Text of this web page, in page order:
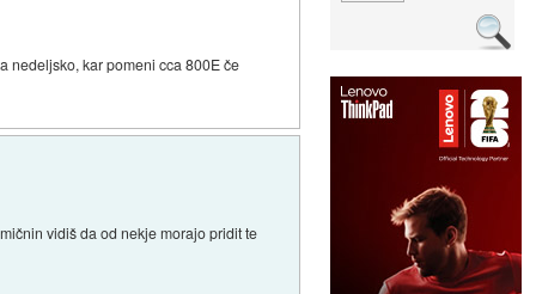
nedeljsko, kar pomeni cca 800E če
vidiš da od nekje morajo pridit te